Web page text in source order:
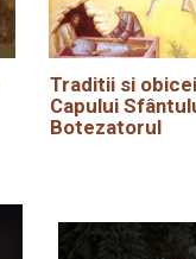
Traditii si
Capului
Botezatorul